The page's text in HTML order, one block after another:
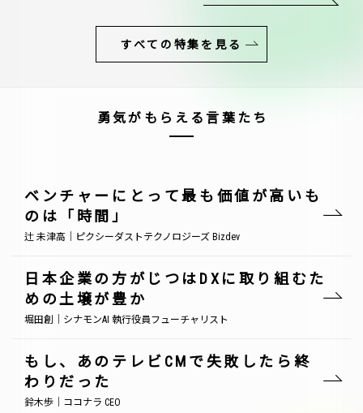
すべての特集を見る
勇気がもらえる言葉たち
ベンチャーにとって最も価値が高いも
のは「時間」
辻 未津高｜ピクシーダストテクノロジーズ Bizdev
日本企業の方がじつはDXに取り組むた
めの土壌が豊か
堀田創｜シナモンAI 執行役員フューチャリスト
もし、あのテレビCMで失敗したら終
わりだった
鈴木歩｜ココナラ CEO